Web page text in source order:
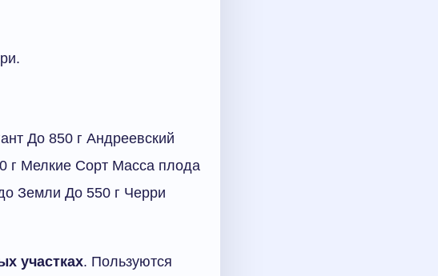
До 850 г Андреевский
г Мелкие Сорт Масса плода
Земли До 550 г Черри
участках. Пользуются